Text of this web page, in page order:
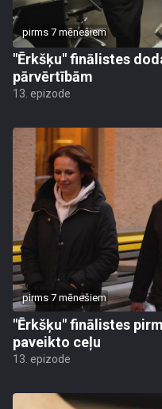
pirms 7 mēnešiem
"Ērkšķu" finālistes
pārvērtībām
13. epizode
pirms 7 mēnešiem
"Ērkšķu" finālistes
paveikto ceļu
13. epizode